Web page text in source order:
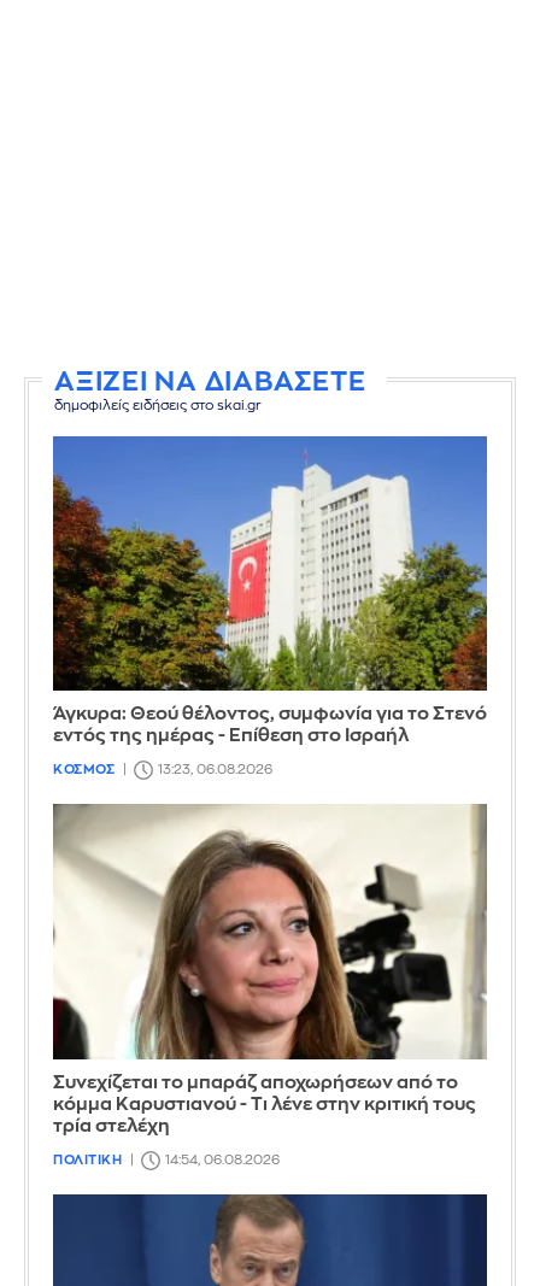
ΑΞΙΖΕΙ ΝΑ ΔΙΑΒΑΣΕΤΕ
δημοφιλείς ειδήσεις στο skai.gr
Άγκυρα: Θεού θέλοντος, συμφωνία για το Στενό
εντός της ημέρας - Επίθεση στο Ισραήλ
ΚΟΣΜΟΣ 13:23, 06.08.2026
Συνεχίζεται το μπαράζ αποχωρήσεων από το
κόμμα Καρυστιανού - Τι λένε στην κριτική τους
τρία στελέχη
ΠΟΛΙΤΙΚΗ 14:54, 06.08.2026